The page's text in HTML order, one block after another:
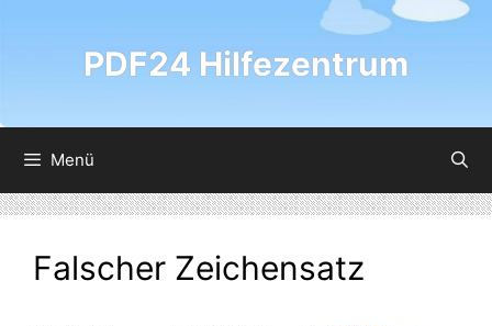
PDF24 Hilfezentrum
Menü
Falscher Zeichensatz